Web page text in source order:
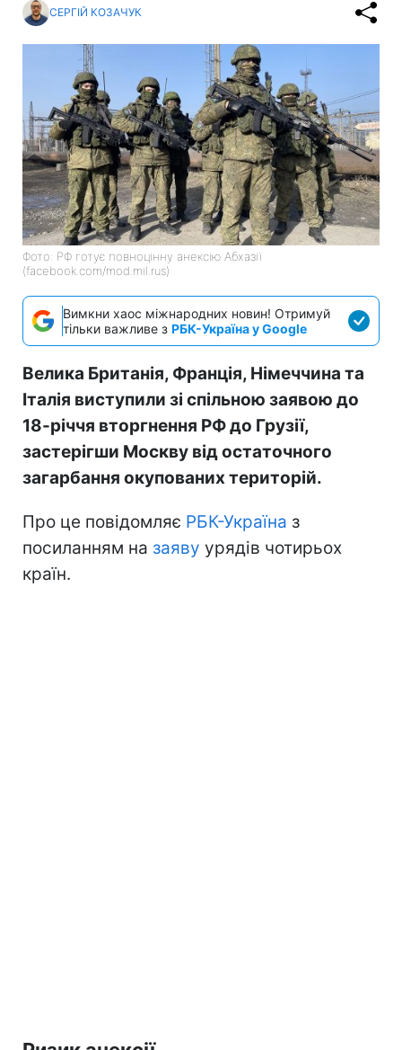
СЕРГІЙ КОЗАЧУК
Фото: РФ готує повноцінну анексію Абхазії
(facebook.com/mod.mil.rus)
Вимкни хаос міжнародних новин! Отримуй
тільки важливе з РБК-Україна у Google
Велика Британія, Франція, Німеччина та
Італія виступили зі спільною заявою до
18-річчя вторгнення РФ до Грузії,
застерігши Москву від остаточного
загарбання окупованих територій.
Про це повідомляє РБК-Україна з
посиланням на заяву урядів чотирьох
країн.